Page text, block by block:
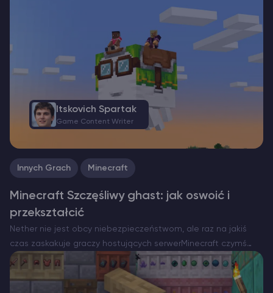
Innych Grach Minecraft
Minecraft Szczęśliwy ghast: jak oswoić i
przekształcić
Nether nie jest obcy niebezpieczeństwom, ale raz na jakiś
czas zaskakuje graczy hostujących serwerMinecraft czymś
niezwykle serdecznym. Oto Szczęśliwy Gh ast – rzadka i
pokojowa wersja zwykle wrogiego latającego zagrożenia. W
przeciwieństwie do zwykłych Ghastów,…
Itskovich Spartak
Game Content Writer